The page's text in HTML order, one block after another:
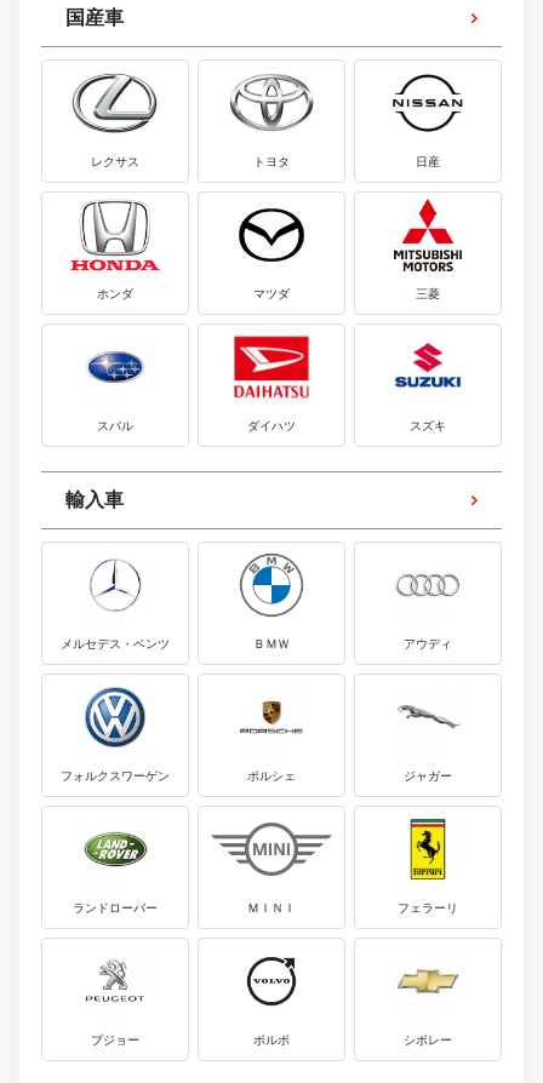
国産車
レクサス トヨタ 日産
ホンダ マツダ 三菱
スバル ダイハツ スズキ
輸入車
メルセデス・ベンツ ＢＭＷ アウディ
フォルクスワーゲン ポルシェ ジャガー
ランドローバー ＭＩＮＩ フェラーリ
プジョー ボルボ シボレー